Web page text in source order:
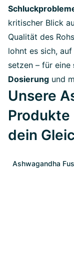
kritischer Blick
Qualität des
lohnt es sich, auf
setzen – für eine
Dosierung und
Unsere
Produkte
dein
Ashwagandha